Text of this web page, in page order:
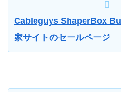
Cableguys ShaperBox
家サイトのセールページ